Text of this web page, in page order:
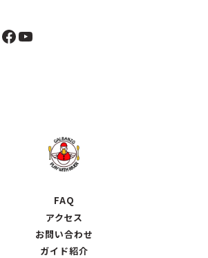
Facebook
YouTube
FAQ
アクセス
お問い合わせ
ガイド紹介